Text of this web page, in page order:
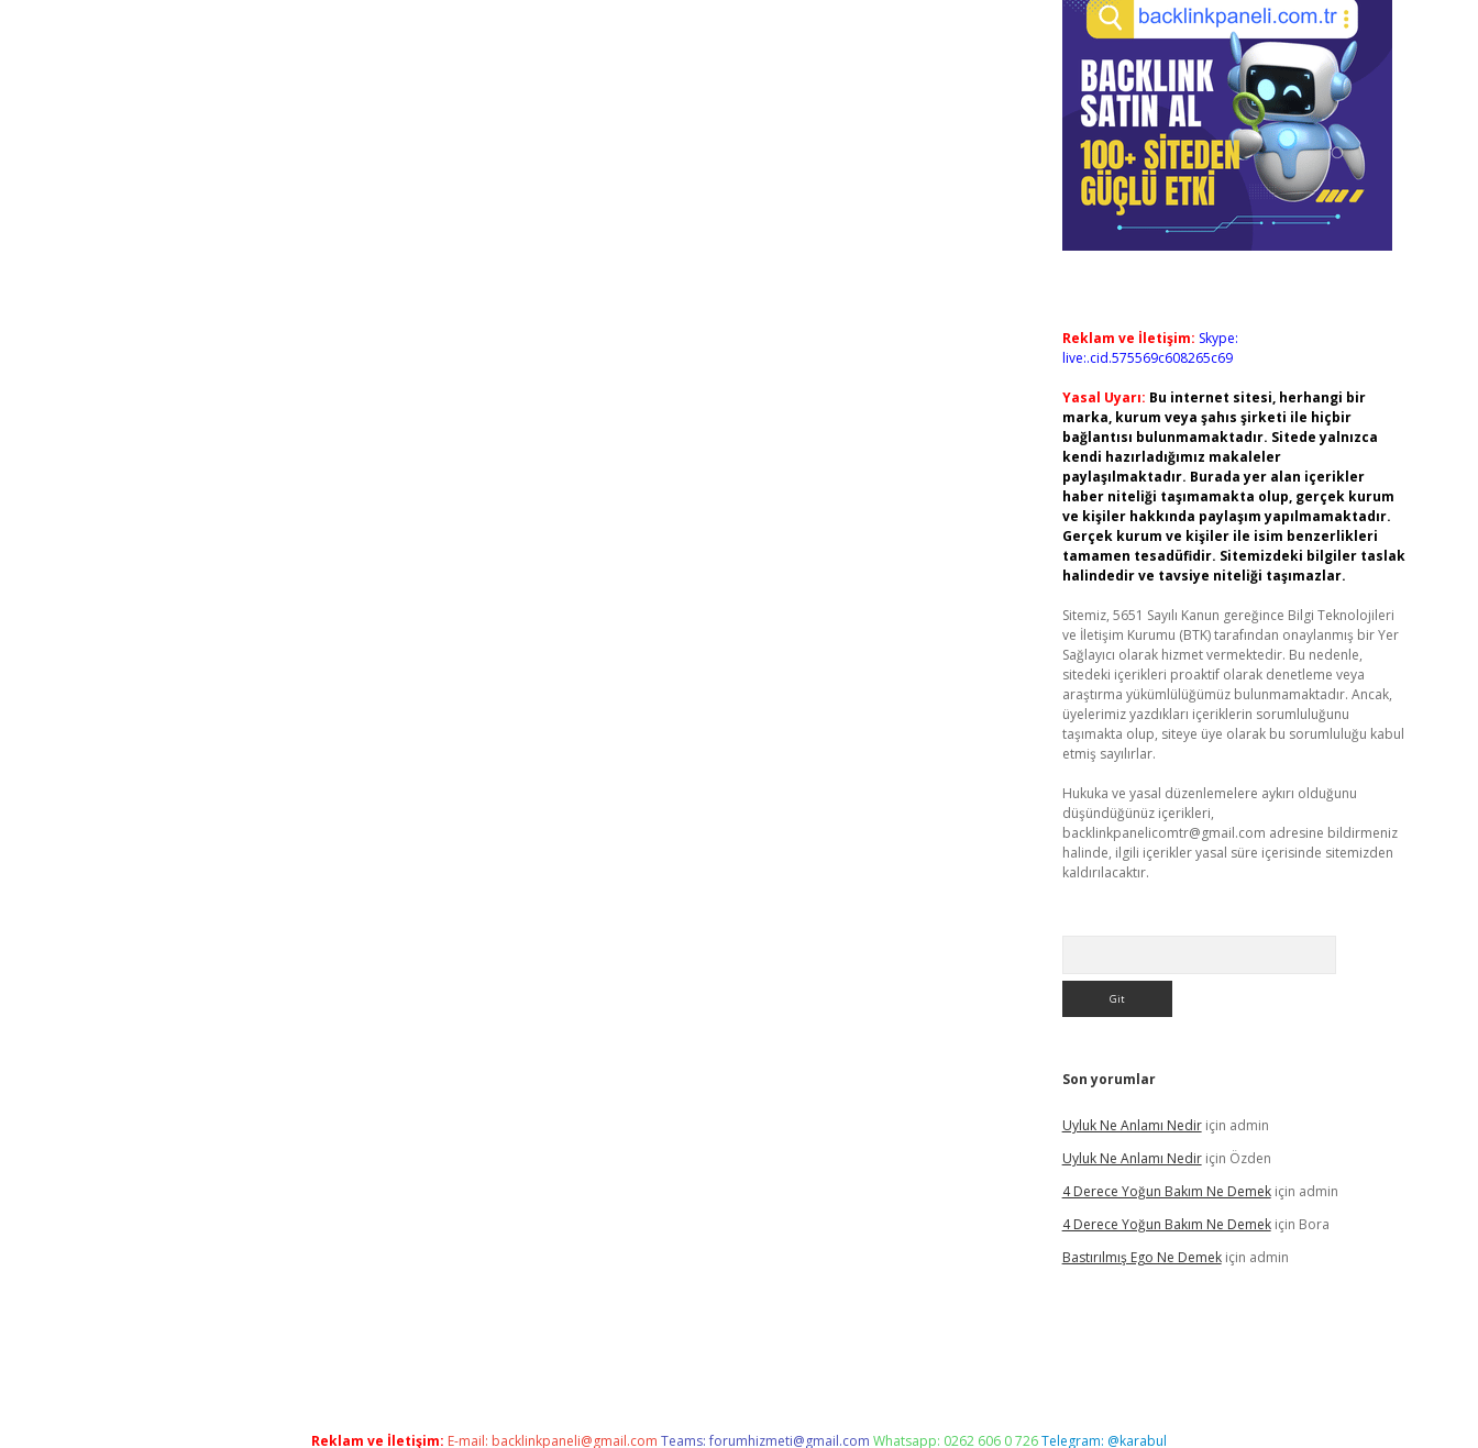
Reklam ve İletişim: Skype:
live:.cid.575569c608265c69
Yasal Uyarı: Bu internet sitesi, herhangi bir
marka, kurum veya şahıs şirketi ile hiçbir
bağlantısı bulunmamaktadır. Sitede yalnızca
kendi hazırladığımız makaleler
paylaşılmaktadır. Burada yer alan içerikler
haber niteliği taşımamakta olup, gerçek kurum
ve kişiler hakkında paylaşım yapılmamaktadır.
Gerçek kurum ve kişiler ile isim benzerlikleri
tamamen tesadüfidir. Sitemizdeki bilgiler taslak
halindedir ve tavsiye niteliği taşımazlar.
Sitemiz, 5651 Sayılı Kanun gereğince Bilgi Teknolojileri
ve İletişim Kurumu (BTK) tarafından onaylanmış bir Yer
Sağlayıcı olarak hizmet vermektedir. Bu nedenle,
sitedeki içerikleri proaktif olarak denetleme veya
araştırma yükümlülüğümüz bulunmamaktadır. Ancak,
üyelerimiz yazdıkları içeriklerin sorumluluğunu
taşımakta olup, siteye üye olarak bu sorumluluğu kabul
etmiş sayılırlar.
Hukuka ve yasal düzenlemelere aykırı olduğunu
düşündüğünüz içerikleri,
backlinkpanelicomtr@gmail.com adresine bildirmeniz
halinde, ilgili içerikler yasal süre içerisinde sitemizden
kaldırılacaktır.
Son yorumlar
Uyluk Ne Anlamı Nediriçin admin
Uyluk Ne Anlamı Nediriçin Özden
4 Derece Yoğun Bakım Ne Demekiçin admin
4 Derece Yoğun Bakım Ne Demekiçin Bora
Bastırılmış Ego Ne Demekiçin admin
Reklam ve İletişim: E-mail: backlinkpaneli@gmail.com Teams:forumhizmeti@gmail.com Whatsapp: 0262 606 0 726Telegram: @karabul